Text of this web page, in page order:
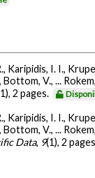
I. I.,
Bottom, V., ...
2 pages.
I. I.,
Bottom, V., ...
Data, 9(1), 2